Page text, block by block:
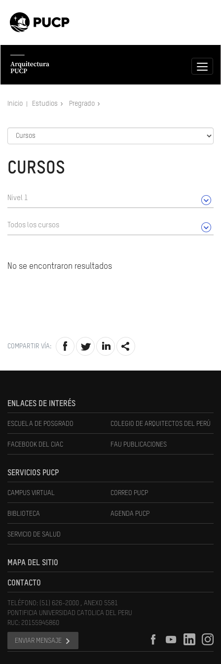
Inicio Estudios Pregrado
CURSOS
Nivel 1
Todos los cursos
No se encontraron resultados
COMPARTIR VÍA:
ENLACES DE INTERÉS
ESCUELA DE POSGRADO COLEGIO DE ARQUITECTOS DEL PERÚ
FACEBOOK DEL CIAC FAU PUBLICACIONES
SERVICIOS PUCP
CAMPUS VIRTUAL CORREO PUCP
BIBLIOTECA AGENDA PUCP
SERVICIO DE SALUD
MAPA DEL SITIO
CONTACTO
TELÉFONO: (51) 626-2000 , ANEXO 5581
PONTIFICIA UNIVERSIDAD CATOLICA DEL PERU
RUC: 20155945860
ENVIAR MENSAJE